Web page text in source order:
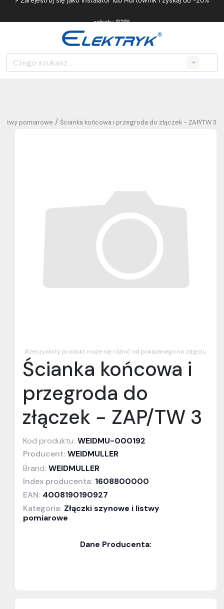
rabatu B2B!
Ścianka końcowa i przegroda do złączek - ZAP/TW 3
/
pomiarowe
Rzeczywisty produkt może się różnić od pokazanego na zdjęciu
Ścianka końcowa i
przegroda do
złączek - ZAP/TW 3
Kod produktu: WEIDMU-000192
Producent: WEIDMULLER
Brand: WEIDMULLER
Index producenta: 1608800000
EAN: 4008190190927
Kategoria: Złączki szynowe i listwy
pomiarowe
Dane Producenta: